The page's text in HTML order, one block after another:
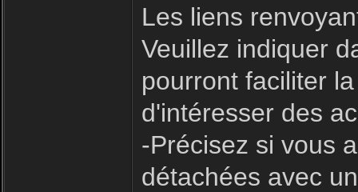
Les liens
Veuillez indiquer
pourront faciliter
d'intéresser des
-Précisez si vous
détachées avec